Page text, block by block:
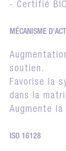
- Certifié BIO
MÉCANISME
soutien.
Favorise la
dans la
Augmente la
ISO 16128